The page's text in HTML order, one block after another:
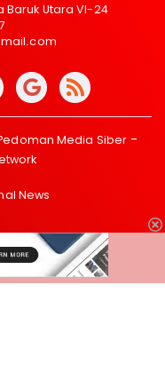
Baruk Utara VI-24
Media Siber
News